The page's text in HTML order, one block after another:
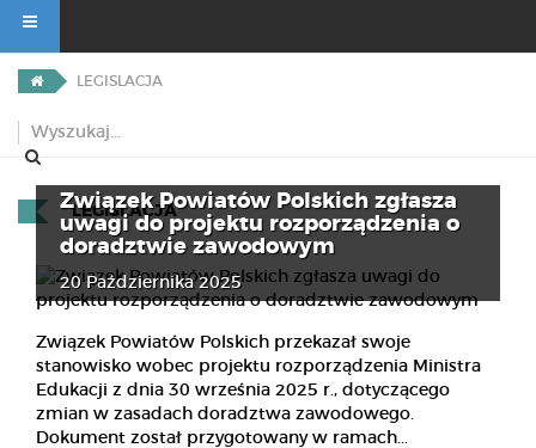
LEGISLACJA
LEGISLACJA
Związek Powiatów Polskich zgłasza
uwagi do projektu rozporządzenia o
doradztwie zawodowym
20 Października 2025
Związek Powiatów Polskich przekazał swoje
stanowisko wobec projektu rozporządzenia Ministra
Edukacji z dnia 30 września 2025 r., dotyczącego
zmian w zasadach doradztwa zawodowego.
Dokument został przygotowany w ramach...